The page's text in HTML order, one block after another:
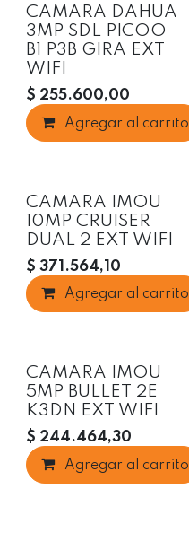
CAMARA DAHUA
3MP SDL PICOO
B1 P3B GIRA EXT
WIFI
$ 255.600,00
Agregar al carrito
CAMARA IMOU
10MP CRUISER
DUAL 2 EXT WIFI
$ 371.564,10
Agregar al carrito
CAMARA IMOU
5MP BULLET 2E
K3DN EXT WIFI
$ 244.464,30
Agregar al carrito